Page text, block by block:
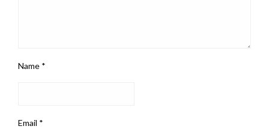
Name *
Email *